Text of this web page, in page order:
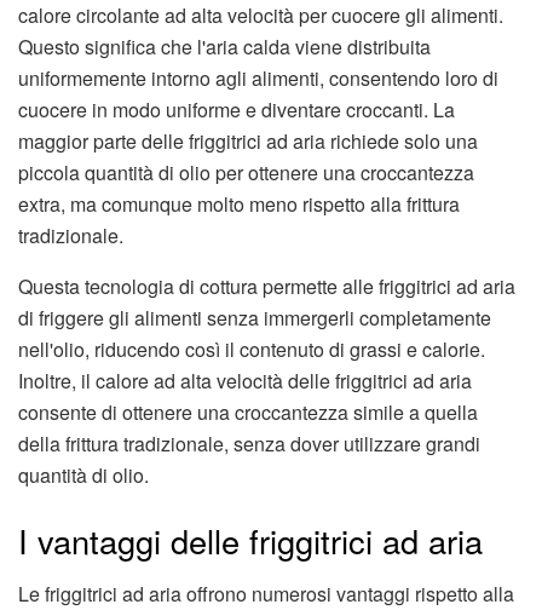
calore circolante ad alta velocità per cuocere gli alimenti.
Questo significa che l'aria calda viene distribuita
uniformemente intorno agli alimenti, consentendo loro di
cuocere in modo uniforme e diventare croccanti. La
maggior parte delle friggitrici ad aria richiede solo una
piccola quantità di olio per ottenere una croccantezza
extra, ma comunque molto meno rispetto alla frittura
tradizionale.
Questa tecnologia di cottura permette alle friggitrici ad aria
di friggere gli alimenti senza immergerli completamente
nell'olio, riducendo così il contenuto di grassi e calorie.
Inoltre, il calore ad alta velocità delle friggitrici ad aria
consente di ottenere una croccantezza simile a quella
della frittura tradizionale, senza dover utilizzare grandi
quantità di olio.
I vantaggi delle friggitrici ad aria
Le friggitrici ad aria offrono numerosi vantaggi rispetto alla